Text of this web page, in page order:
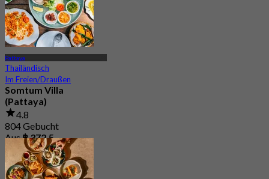
Pattaya
Thailändisch
Im Freien/Draußen
Somtum Villa
(Pattaya)
4.8
804 Gebucht
Aus฿ 372.5